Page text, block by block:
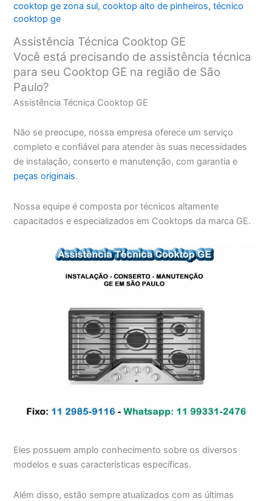
cooktop ge zona sul,cooktop alto de pinheiros,técnico
cooktop ge
Assistência Técnica Cooktop GE
Você está precisando de assistência técnica
para seu Cooktop GE na região de São
Paulo?
Assistência Técnica Cooktop GE
Não se preocupe, nossa empresa oferece um serviço
completo e confiável para atender às suas necessidades
de instalação, conserto e manutenção, com garantia e
peças originais.
Nossa equipe é composta por técnicos altamente
capacitados e especializados em Cooktops da marca GE.
Eles possuem amplo conhecimento sobre os diversos
modelos e suas características específicas.
Além disso, estão sempre atualizados com as últimas